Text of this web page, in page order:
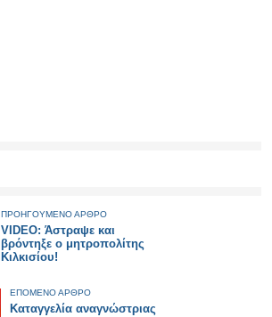
ΠΡΟΗΓΟΥΜΕΝΟ ΑΡΘΡΟ
VIDEO: Άστραψε και
βρόντηξε ο μητροπολίτης
Κιλκισίου!
ΕΠΟΜΕΝΟ ΑΡΘΡΟ
Καταγγελία αναγνώστριας